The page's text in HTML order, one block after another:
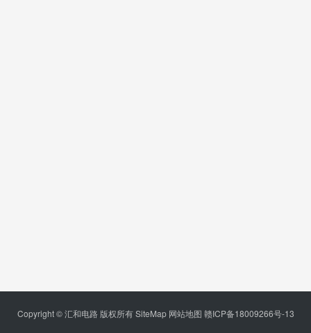
Copyright © 汇和电路 版权所有SiteMap 网站地图 赣ICP备18009266号-13